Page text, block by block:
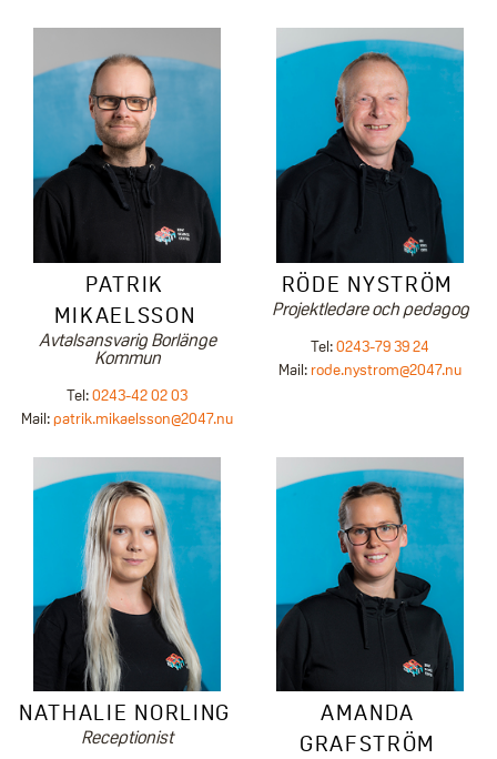
PATRIK
MIKAELSSON
Avtalsansvarig Borlänge
Kommun
Tel:0243-42 02 03
Mail:patrik.mikaelsson@2047.nu
RÖDE NYSTRÖM
Projektledare och pedagog
Tel:0243-79 39 24
Mail: rode.nystrom@2047.nu
NATHALIE NORLING
Receptionist
AMANDA
GRAFSTRÖM